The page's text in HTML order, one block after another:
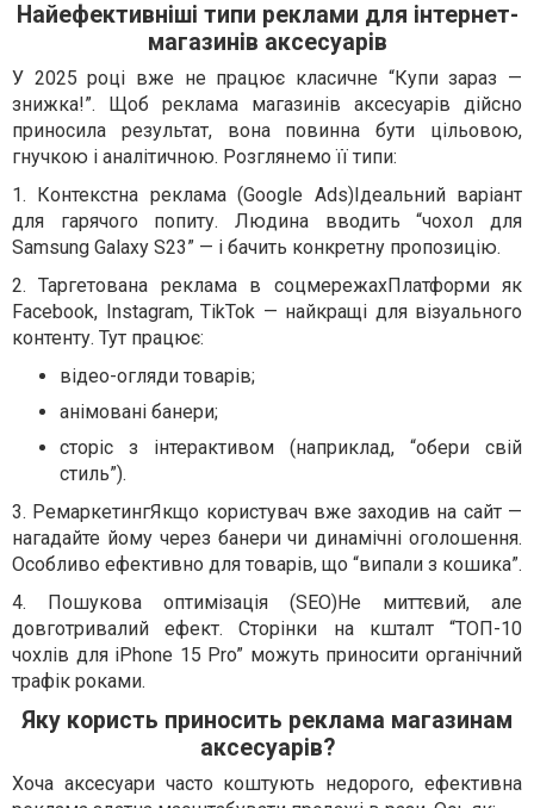
Найефективніші типи реклами для інтернет-
магазинів аксесуарів
У 2025 році вже не працює класичне “Купи зараз —
знижка!”. Щоб реклама магазинів аксесуарів дійсно
приносила результат, вона повинна бути цільовою,
гнучкою і аналітичною. Розглянемо її типи:
1. Контекстна реклама (Google Ads)Ідеальний варіант
для гарячого попиту. Людина вводить “чохол для
Samsung Galaxy S23” — і бачить конкретну пропозицію.
2. Таргетована реклама в соцмережахПлатформи як
Facebook, Instagram, TikTok — найкращі для візуального
контенту. Тут працює:
відео-огляди товарів;
анімовані банери;
сторіс з інтерактивом (наприклад, “обери свій
стиль”).
3. РемаркетингЯкщо користувач вже заходив на сайт —
нагадайте йому через банери чи динамічні оголошення.
Особливо ефективно для товарів, що “випали з кошика”.
4. Пошукова оптимізація (SEO)Не миттєвий, але
довготривалий ефект. Сторінки на кшталт “ТОП-10
чохлів для iPhone 15 Pro” можуть приносити органічний
трафік роками.
Яку користь приносить реклама магазинам
аксесуарів?
Хоча аксесуари часто коштують недорого, ефективна